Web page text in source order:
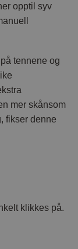
opptil syv
tennene og
mer skånsom
fikser denne
klikkes på.